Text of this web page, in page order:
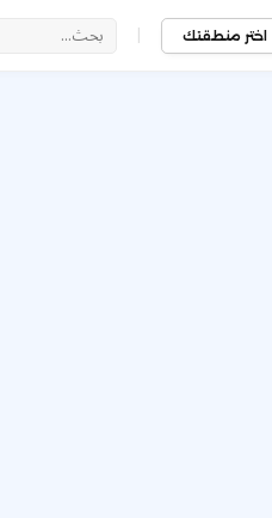
اختر منطقتك |